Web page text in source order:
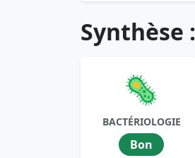
Synthèse
🦠
BACTÉRIOLOGIE
Bon